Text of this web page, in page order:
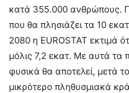
κατά 355.000 ανθρώπους.
που θα πλησιάζει τα 10
2080 η EUROSTAT εκτιμά
μόλις 7,2 εκατ. Με αυτά τα
φυσικά θα αποτελεί, μετά
μικρότερο πληθυσμιακά